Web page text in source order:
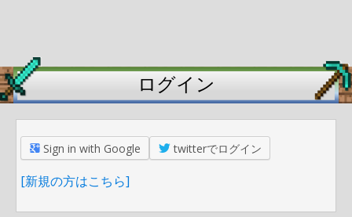
ログイン
Sign in with Google twitterでログイン
[新規の方はこちら]